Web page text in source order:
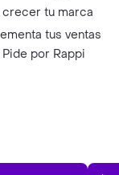
crecer tu marca
tus ventas
por Rappi
App Store